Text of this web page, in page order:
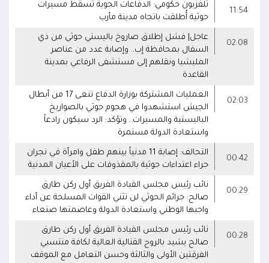
11:54
تلفزيون حكومي: الدفاعات الجوية تُسقط مسيرات
حوثية أُطلقت باتجاه مدينة مأرب
02:08
عاجل| فشل إطلاق صاروخ باليستي حوثي من ذي
السفال بمحافظة إب.. وإصابة عدد من عناصر
المليشيا ونقلهم إلى مستشفى الرفاعي بمدينة
القاعدة
02:03
العمليات المشتركة بوزارة الدفاع تنعى 17 من أبطال
الجيش استشهدوا في هجوم حوثي بالصواريخ
الباليستية والمسيرات.. وتؤكد: الرد سيكون رادعاً
واستعادة الدولة مستمرة
00:42
التحالف: إصابة 11 مدنياً بينهم طفل وامرأة في نجران
جراء اعتداءات حوثية بالمقذوفات على الأعيان المدنية
00:29
نائب رئيس مجلس القيادة الفريق أول ركن طارق
صالح: جرائم الحوثي لن تثني القوات المسلحة عن أداء
واجبها الوطني واستعادة الدولة وعاصمتها صنعاء
00:28
نائب رئيس مجلس القيادة الفريق أول ركن طارق
صالح يشيد بالروح القتالية العالية لكافة منتسبي
الفرقتين الأولى والثالثة وحسن التعامل مع الموقف